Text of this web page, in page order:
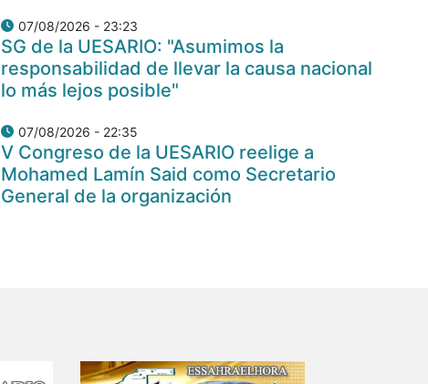
07/08/2026 - 23:23
SG de la UESARIO: "Asumimos la
responsabilidad de llevar la causa nacional
lo más lejos posible"
07/08/2026 - 22:35
V Congreso de la UESARIO reelige a
Mohamed Lamín Said como Secretario
General de la organización